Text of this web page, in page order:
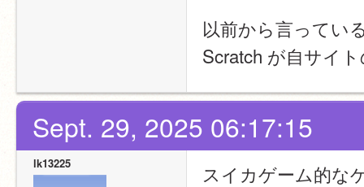
以前から言ってい
Scratch が自サイ
Sept. 29, 2025 06:17:15
lk13225
スイカゲーム的な